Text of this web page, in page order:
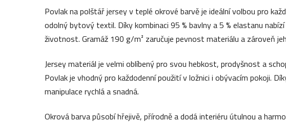
Povlak na polštář jersey v teplé okrové barvě je ideální volbou pro
odolný bytový textil. Díky kombinaci 95 % bavlny a 5 % elastanu
životnost. Gramáž 190 g/m² zaručuje pevnost materiálu a zároveň
Jersey materiál je velmi oblíbený pro svou hebkost, prodyšnost a
Povlak je vhodný pro každodenní použití v ložnici i obývacím pokoji.
manipulace rychlá a snadná.
Okrová barva působí hřejivě, přírodně a dodá interiéru útulnou a